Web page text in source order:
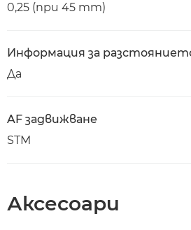
0,25 (при 45 mm)
Информация за
Да
AF задвижване
STM
Аксесоари